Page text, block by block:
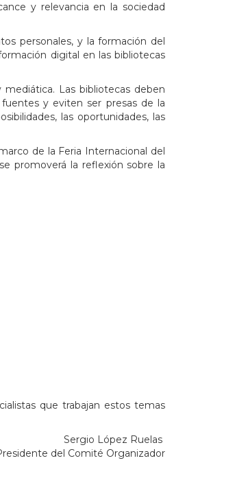
y relevancia en la sociedad
personales, y la formación del
digital en las bibliotecas
Las bibliotecas deben
y eviten ser presas de la
las oportunidades, las
de la Feria Internacional del
promoverá la reflexión sobre la
que trabajan estos temas
Sergio López Ruelas
del Comité Organizador